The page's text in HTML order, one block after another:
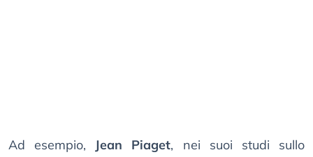
Ad esempio, Jean Piaget, nei suoi studi sullo